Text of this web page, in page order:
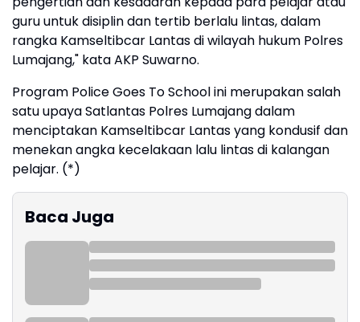
guru untuk disiplin dan tertib berlalu lintas, dalam
rangka Kamseltibcar Lantas di wilayah hukum Polres
Lumajang," kata AKP Suwarno.
Program Police Goes To School ini merupakan salah
satu upaya Satlantas Polres Lumajang dalam
menciptakan Kamseltibcar Lantas yang kondusif dan
menekan angka kecelakaan lalu lintas di kalangan
pelajar. (*)
Baca Juga